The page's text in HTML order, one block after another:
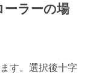
ーラーの場
す。選択後十字